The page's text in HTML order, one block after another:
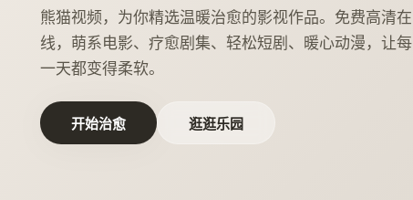
熊猫视频，为你精选温暖治愈的影视作品。免费高清在
线，萌系电影、疗愈剧集、轻松短剧、暖心动漫，让每
一天都变得柔软。
开始治愈 逛逛乐园